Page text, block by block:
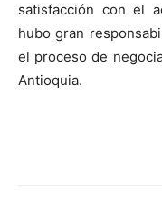
satisfacción con el
hubo gran
el proceso de
Antioquia.